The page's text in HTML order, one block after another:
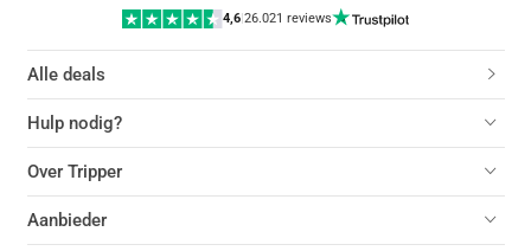
4,6|26.021 reviews
Alle deals
Hulp nodig?
Over Tripper
Aanbieder